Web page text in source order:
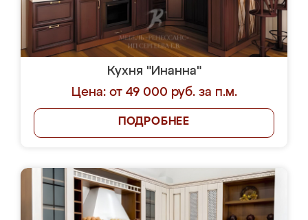
Кухня "Инанна"
Цена: от 49 000 руб. за п.м.
ПОДРОБНЕЕ